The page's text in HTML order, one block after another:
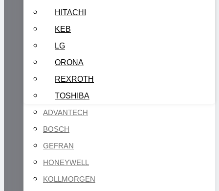
HITACHI
KEB
LG
ORONA
REXROTH
TOSHIBA
ADVANTECH
BOSCH
GEFRAN
HONEYWELL
KOLLMORGEN